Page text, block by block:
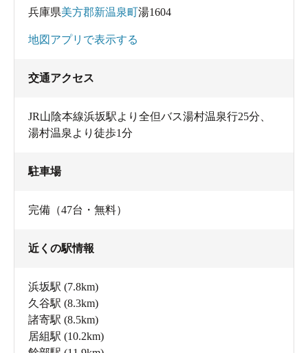
兵庫県美方郡新温泉町湯1604
地図アプリで表示する
交通アクセス
JR山陰本線浜坂駅より全但バス湯村温泉行25分、
湯村温泉より徒歩1分
駐車場
完備（47台・無料）
近くの駅情報
浜坂駅 (7.8km)
久谷駅 (8.3km)
諸寄駅 (8.5km)
居組駅 (10.2km)